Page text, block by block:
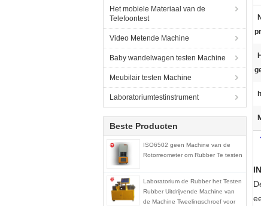
Het mobiele Materiaal van de
Telefoontest
Video Metende Machine
Baby wandelwagen testen Machine
Meubilair testen Machine
Laboratoriumtestinstrument
Beste Producten
ISO6502 geen Machine van de
Rotorreometer om Rubber Te testen
Laboratorium de Rubber het Testen
Rubber Uitdrijvende Machine van
de Machine Tweelingschroef voor